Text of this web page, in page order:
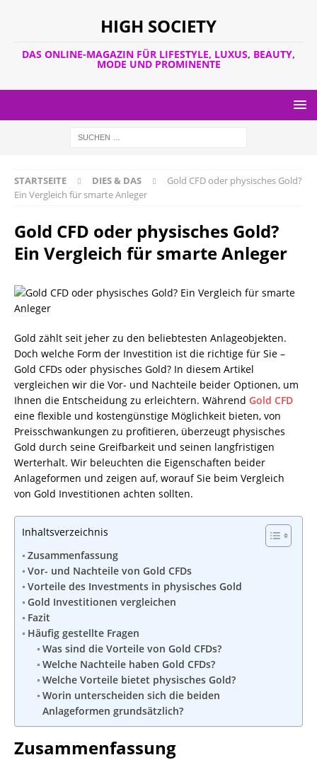
HIGH SOCIETY
DAS ONLINE-MAGAZIN FÜR LIFESTYLE, LUXUS, BEAUTY,
MODE UND PROMINENTE
STARTSEITE DIES & DAS
Gold CFD oder physisches Gold?
Ein Vergleich für smarte Anleger
Gold CFD oder physisches Gold?
Ein Vergleich für smarte Anleger
Gold zählt seit jeher zu den beliebtesten Anlageobjekten.
Doch welche Form der Investition ist die richtige für Sie –
Gold CFDs oder physisches Gold? In diesem Artikel
vergleichen wir die Vor- und Nachteile beider Optionen, um
Ihnen die Entscheidung zu erleichtern. Während Gold CFD
eine flexible und kostengünstige Möglichkeit bieten, von
Preisschwankungen zu profitieren, überzeugt physisches
Gold durch seine Greifbarkeit und seinen langfristigen
Werterhalt. Wir beleuchten die Eigenschaften beider
Anlageformen und zeigen auf, worauf Sie beim Vergleich
von Gold Investitionen achten sollten.
Inhaltsverzeichnis
Zusammenfassung
Vor- und Nachteile von Gold CFDs
Vorteile des Investments in physisches Gold
Gold Investitionen vergleichen
Fazit
Häufig gestellte Fragen
Was sind die Vorteile von Gold CFDs?
Welche Nachteile haben Gold CFDs?
Welche Vorteile bietet physisches Gold?
Worin unterscheiden sich die beiden
Anlageformen grundsätzlich?
Zusammenfassung